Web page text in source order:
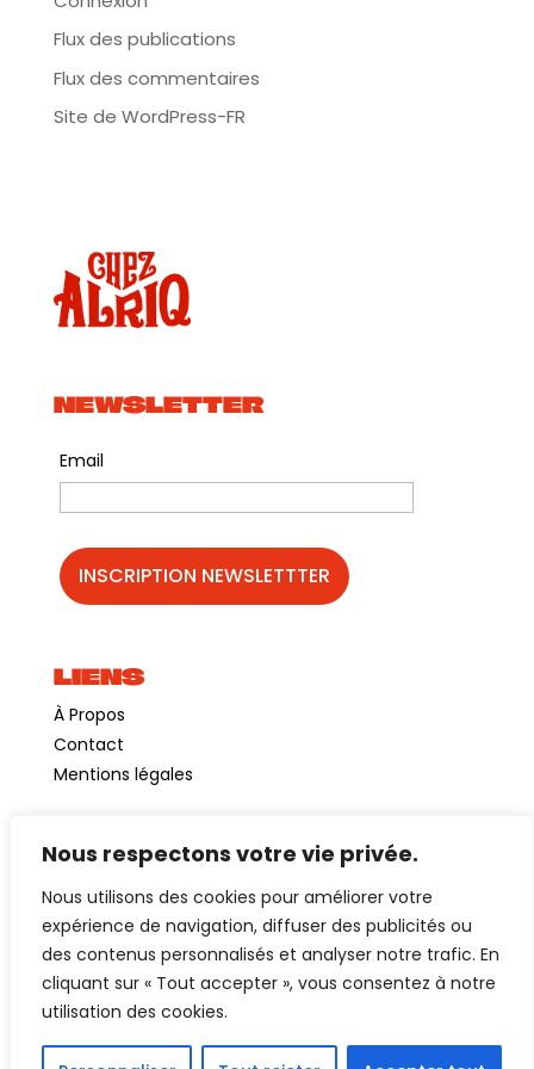
Nous respectons votre vie privée.
Nous utilisons des cookies pour améliorer votre
expérience de navigation, diffuser des publicités ou
des contenus personnalisés et analyser notre trafic. En
cliquant sur « Tout accepter », vous consentez à notre
utilisation des cookies.
Flux des publications
Flux des commentaires
Site de WordPress-FR
NEWSLETTER
Email
LIENS
À Propos
Contact
Mentions légales
©GuinguetteChezAlriq2026
Création site internetYOSOY studio